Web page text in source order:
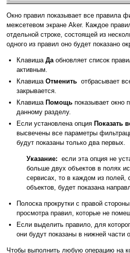
Окно правил показывает все правила
межсетевом экране Aker. Каждое
отдельной строке, состоящей из
одного из правил оно будет показано
Клавиша Даобновляет список
активным.
Клавиша Отменить отбрасывает
закрывается.
Клавиша Помощь показывает окно
данному разделу.
Если установлена опция Показать
высвечены все параметры
будут показаны только два первых.
Указание: если эта опция не
больше двух объектов в полях
сервисах, то в каждом из
объектов, будет показана
Полоска прокрутки с правой
просмотра правил, которые не
Если выделить правило, для
они будут показаны в нижней части
Чтобы выполнить любую операцию на